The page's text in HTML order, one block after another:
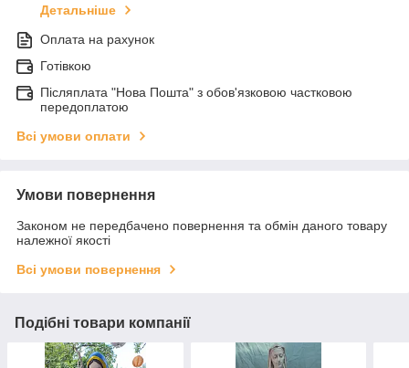
Детальніше
Оплата на рахунок
Готівкою
Післяплата "Нова Пошта" з обов'язковою частковою
передоплатою
Всі умови оплати
Умови повернення
Законом не передбачено повернення та обмін даного товару
належної якості
Всі умови повернення
Подібні товари компанії